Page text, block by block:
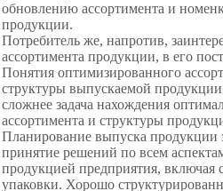
обновлению ассортимента и
продукции.
Потребитель же, напротив,
ассортимента продукции, в его
Понятия оптимизированного
структуры выпускаемой
сложнее задача нахождения
ассортимента и структуры
Планирование выпуска продукции
принятие решений по всем
продукцией предприятия, включая
упаковки. Хорошо